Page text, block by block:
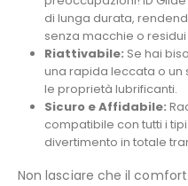
di lunga durata,
senza macchie o
Riattivabile: Se hai
una rapida leccata o un
le proprietà lubrificanti.
Sicuro e Affidabile:
compatibile con tutti i
divertimento in totale
Non lasciare che il